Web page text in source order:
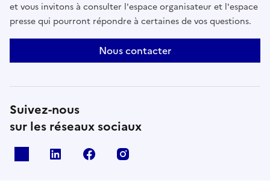
et vous invitons à consulter l'espace organisateur et l'espace
presse qui pourront répondre à certaines de vos questions.
Nous contacter
Suivez-nous
sur les réseaux sociaux
Linkedin Facebook